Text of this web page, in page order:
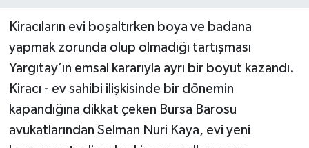
Kiracıların evi boşaltırken boya ve badana
yapmak zorunda olup olmadığı tartışması
Yargıtay’ın emsal kararıyla ayrı bir boyut kazandı.
Kiracı - ev sahibi ilişkisinde bir dönemin
kapandığına dikkat çeken Bursa Barosu
avukatlarından Selman Nuri Kaya, evi yeni